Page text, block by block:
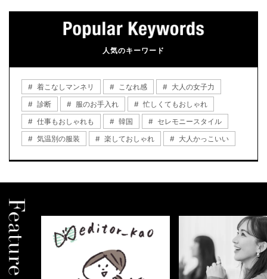
人気のキーワード
着こなしマンネリ こなれ感
大人の女子力
診断
服のお手入れ
忙しくてもおしゃれ
仕事もおしゃれも
韓国
セレモニースタイル
気温別の服装
楽しておしゃれ 大人かっこいい